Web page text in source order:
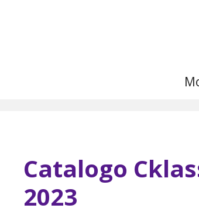
Catalogo
2023